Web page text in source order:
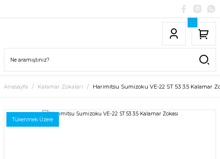
Anasayfa Kalamar Zokaları Harimitsu Sumizoku VE-22 ST 53 3.5 Kalamar
Tükenmek Üzere